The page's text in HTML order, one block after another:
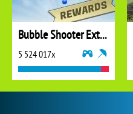
Bubble Shooter Extreme
5 524 017x